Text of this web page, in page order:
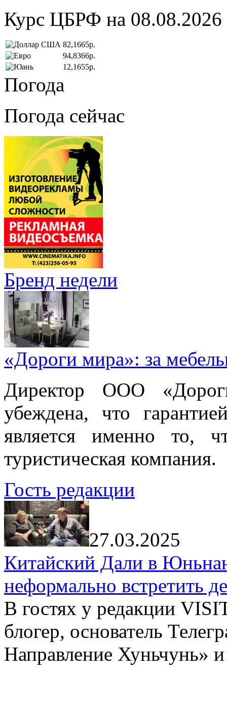
Курс ЦБРФ на 08.08.2026
82,1665р.
94,8366р.
12,1655р.
Погода
Погода сейчас
Бренд недели
«Дороги мира»: за
Директор ООО
убеждена, что
является именно то,
туристическая компания.
Гость редакции
27.03.2025
Китайский Дали в
неформально встретить
В гостях у редакции
блогер, основатель
Направление Хуньчунь»